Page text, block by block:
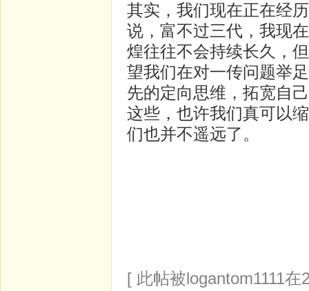
其实，我们现在正在经
说，富不过三代，我现
煌往往不会持续长久，
望我们在对一传问题举
先的定向思维，拓宽自
这些，也许我们真可以
们也并不遥远了。
[ 此帖被logantom1111